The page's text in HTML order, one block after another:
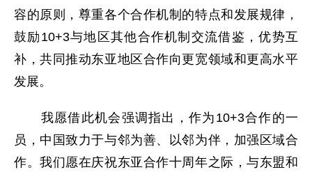
容的原则，尊重各个合作机制的特点和发展规律，
鼓励10+3与地区其他合作机制交流借鉴，优势互
补，共同推动东亚地区合作向更宽领域和更高水平
发展。
我愿借此机会强调指出，作为10+3合作的一
员，中国致力于与邻为善、以邻为伴，加强区域合
作。我们愿在庆祝东亚合作十周年之际，与东盟和